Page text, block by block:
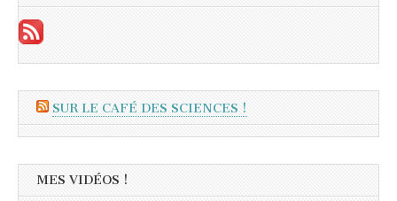
SUR LE CAFÉ DES SCIENCES !
MES VIDÉOS !